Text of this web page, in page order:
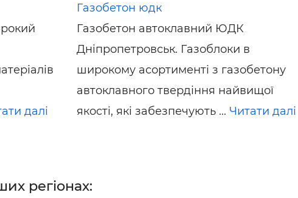
далі
Газобетон юдк
Газобетон автоклавний ЮДК
Дніпропетровськ. Газоблоки в
широкому асортименті з газобетону
автоклавного твердіння найвищої
якості, які забезпечують ... Читати далі
регіонах: